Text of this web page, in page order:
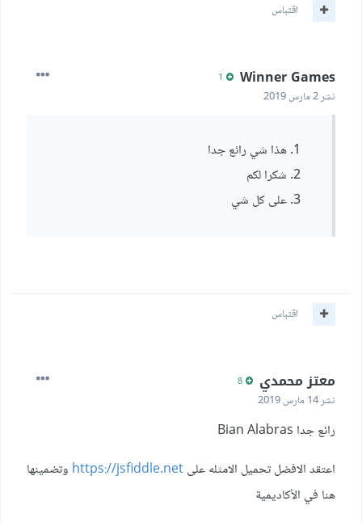
اقتباس
Winner Games
نشر2 مارس 2019
هذا شي رائع جدا
شكرا لكم
على كل شي
اقتباس
معتز محمدي
نشر14 مارس 2019
رائع جدا Bian Alabras
اعتقد الافضل تحميل الامثله علىhttps://jsfiddle.net وتضمينها
هنا في الأكاديمية